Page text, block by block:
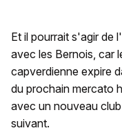
Et il pourrait s'agir de
avec les Bernois, car
capverdienne expire
du prochain mercato
avec un nouveau
suivant.